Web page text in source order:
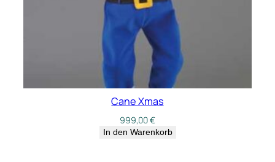
Cane Xmas
999,00€
In den Warenkorb